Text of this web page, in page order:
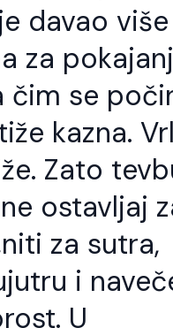
davao više
za
čim se
kazna.
Zato
ostavljaj
za sutra,
i
U